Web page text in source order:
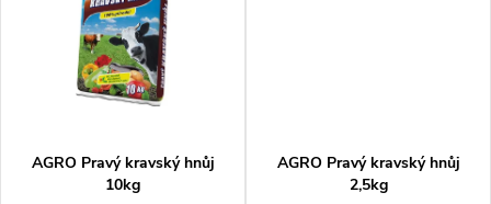
AGRO Pravý kravský hnůj
10kg
AGRO Pravý kravský hnůj
2,5kg